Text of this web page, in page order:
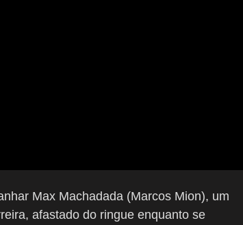
Max Machadada (Marcos Mion), um
afastado do ringue enquanto se